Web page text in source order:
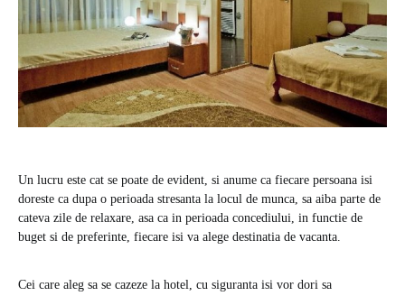
Un lucru este cat se poate de evident, si anume ca fiecare persoana isi
doreste ca dupa o perioada stresanta la locul de munca, sa aiba parte de
cateva zile de relaxare, asa ca in perioada concediului, in functie de
buget si de preferinte, fiecare isi va alege destinatia de vacanta.
Cei care aleg sa se cazeze la hotel, cu siguranta isi vor dori sa